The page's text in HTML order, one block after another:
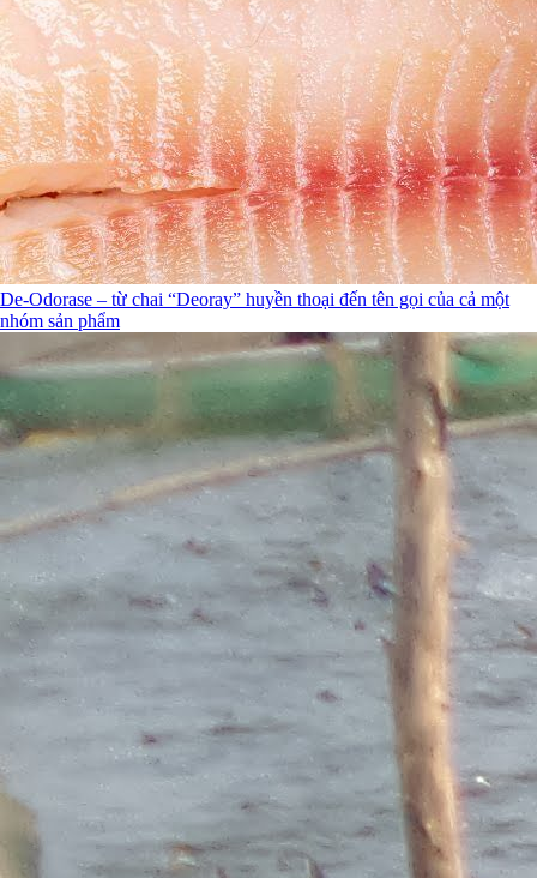
De-Odorase – từ chai “Deoray” huyền thoại đến tên gọi của cả một
nhóm sản phẩm